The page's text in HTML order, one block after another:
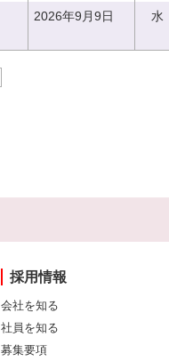
2026年9月9日 水
採用情報
会社を知る
社員を知る
募集要項